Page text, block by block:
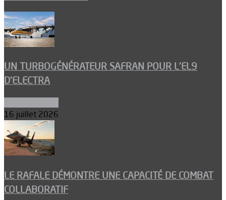
UN TURBOGÉNÉRATEUR SAFRAN POUR L’EL9
D’ELECTRA
16 juillet 2026
LE RAFALE DÉMONTRE UNE CAPACITÉ DE COMBAT
COLLABORATIF